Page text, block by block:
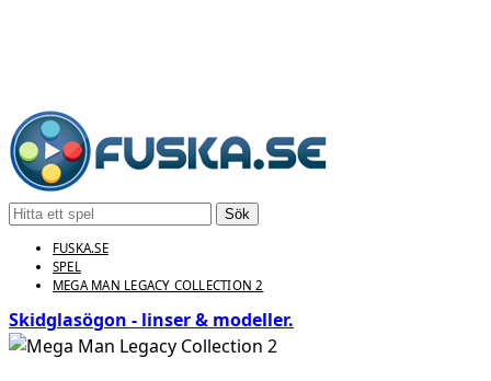
Sök
FUSKA.SE
SPEL
MEGA MAN LEGACY COLLECTION 2
Skidglasögon - linser & modeller.